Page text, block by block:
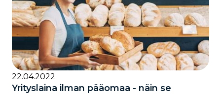
22.04.2022
Yrityslaina ilman pääomaa - näin se